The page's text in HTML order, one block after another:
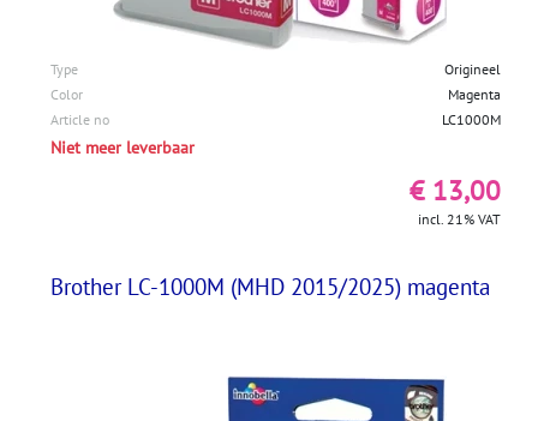
Type
Origineel
Color
Magenta
Article no
LC1000M
Niet meer leverbaar
€ 13,00
incl. 21% VAT
Brother LC-1000M (MHD 2015/2025) magenta